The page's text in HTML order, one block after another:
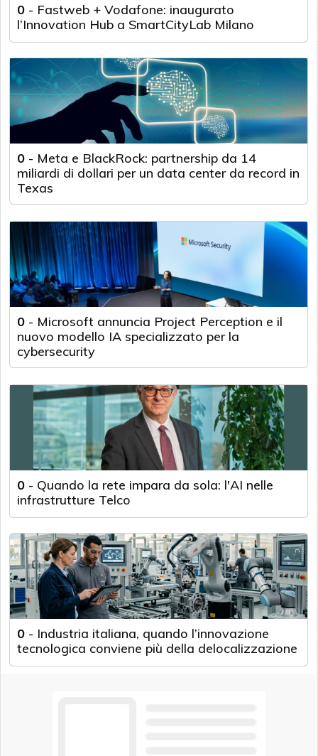
0 - Fastweb + Vodafone: inaugurato
l’Innovation Hub a SmartCityLab Milano
0 - Meta e BlackRock: partnership da 14
miliardi di dollari per un data center da record in
Texas
0 - Microsoft annuncia Project Perception e il
nuovo modello IA specializzato per la
cybersecurity
0 - Quando la rete impara da sola: l'AI nelle
infrastrutture Telco
0 - Industria italiana, quando l’innovazione
tecnologica conviene più della delocalizzazione